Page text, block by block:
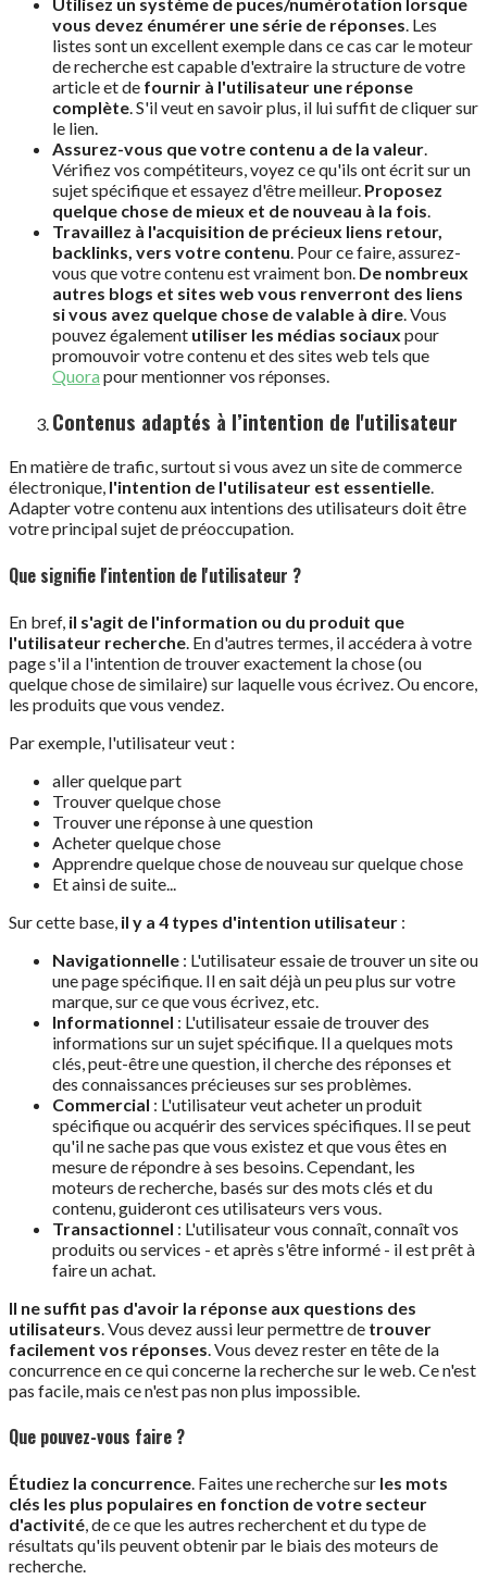
vous devez énumérer une série de réponses. Les
listes sont un excellent exemple dans ce cas car le moteur
de recherche est capable d'extraire la structure de votre
article et de fournir à l'utilisateur une réponse
complète. S'il veut en savoir plus, il lui suffit de cliquer sur
le lien.
Assurez-vous que votre contenu a de la valeur.
Vérifiez vos compétiteurs, voyez ce qu'ils ont écrit sur un
sujet spécifique et essayez d'être meilleur. Proposez
quelque chose de mieux et de nouveau à la fois.
Travaillez à l'acquisition de précieux liens retour,
backlinks, vers votre contenu. Pour ce faire, assurez-
vous que votre contenu est vraiment bon. De nombreux
autres blogs et sites web vous renverront des liens
si vous avez quelque chose de valable à dire. Vous
pouvez également utiliser les médias sociaux pour
promouvoir votre contenu et des sites web tels que
Quora pour mentionner vos réponses.
Contenus adaptés à l’intention de l'utilisateur
En matière de trafic, surtout si vous avez un site de commerce
électronique, l'intention de l'utilisateur est essentielle.
Adapter votre contenu aux intentions des utilisateurs doit être
votre principal sujet de préoccupation.
Que signifie l'intention de l'utilisateur ?
En bref, il s'agit de l'information ou du produit que
l'utilisateur recherche. En d'autres termes, il accédera à votre
page s'il a l'intention de trouver exactement la chose (ou
quelque chose de similaire) sur laquelle vous écrivez. Ou encore,
les produits que vous vendez.
Par exemple, l'utilisateur veut :
aller quelque part
Trouver quelque chose
Trouver une réponse à une question
Acheter quelque chose
Apprendre quelque chose de nouveau sur quelque chose
Et ainsi de suite...
Sur cette base, il y a 4 types d'intention utilisateur :
Navigationnelle : L'utilisateur essaie de trouver un site ou
une page spécifique. Il en sait déjà un peu plus sur votre
marque, sur ce que vous écrivez, etc.
Informationnel : L'utilisateur essaie de trouver des
informations sur un sujet spécifique. Il a quelques mots
clés, peut-être une question, il cherche des réponses et
des connaissances précieuses sur ses problèmes.
Commercial : L'utilisateur veut acheter un produit
spécifique ou acquérir des services spécifiques. Il se peut
qu'il ne sache pas que vous existez et que vous êtes en
mesure de répondre à ses besoins. Cependant, les
moteurs de recherche, basés sur des mots clés et du
contenu, guideront ces utilisateurs vers vous.
Transactionnel : L'utilisateur vous connaît, connaît vos
produits ou services - et après s'être informé - il est prêt à
faire un achat.
Il ne suffit pas d'avoir la réponse aux questions des
utilisateurs. Vous devez aussi leur permettre de trouver
facilement vos réponses. Vous devez rester en tête de la
concurrence en ce qui concerne la recherche sur le web. Ce n'est
pas facile, mais ce n'est pas non plus impossible.
Que pouvez-vous faire ?
Étudiez la concurrence. Faites une recherche sur les mots
clés les plus populaires en fonction de votre secteur
d'activité, de ce que les autres recherchent et du type de
résultats qu'ils peuvent obtenir par le biais des moteurs de
recherche.